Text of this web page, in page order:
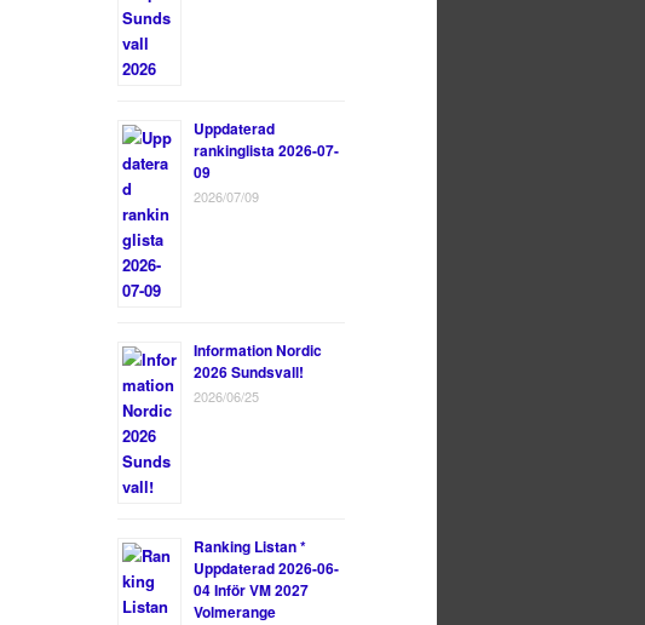
Uppdaterad
rankinglista 2026-07-
09
2026/07/09
Information Nordic
2026 Sundsvall!
2026/06/25
Ranking Listan *
Uppdaterad 2026-06-
04 Inför VM 2027
Volmerange